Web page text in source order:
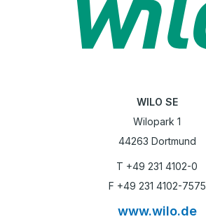
WILO SE
Wilopark 1
44263 Dortmund
T +49 231 4102-0
F +49 231 4102-7575
www.wilo.de